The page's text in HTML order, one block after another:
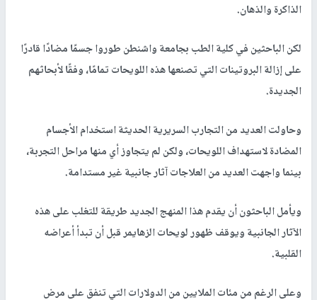
الذاكرة والذهان.
لكن الباحثين في كلية الطب بجامعة واشنطن طوروا جسمًا مضادًا قادرًا
على إزالة البروتينات التي تصنعها هذه اللويحات تمامًا، وفقًا لأبحاثهم
الجديدة.
وحاولت العديد من التجارب السريرية الحديثة استخدام الأجسام
المضادة لاستهداف اللويحات، ولكن لم يتجاوز أي منها مراحل التجربة،
بينما واجهت العديد من العلاجات آثار جانبية غير مستدامة.
ويأمل الباحثون أن يقدم هذا المنهج الجديد طريقة للتغلب على هذه
الآثار الجانبية ويوقف ظهور لويحات الزهايمر قبل أن تبدأ أعراضه
القلبية.
وعلى الرغم من مئات الملايين من الدولارات التي تنفق على مرض